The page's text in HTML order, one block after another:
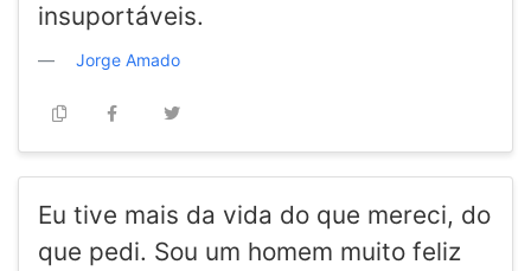
insuportáveis.
Jorge Amado
Eu tive mais da vida do que mereci, do
que pedi. Sou um homem muito feliz